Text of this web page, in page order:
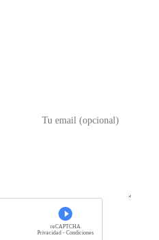
reCAPTCHA
Privacidad - Condiciones